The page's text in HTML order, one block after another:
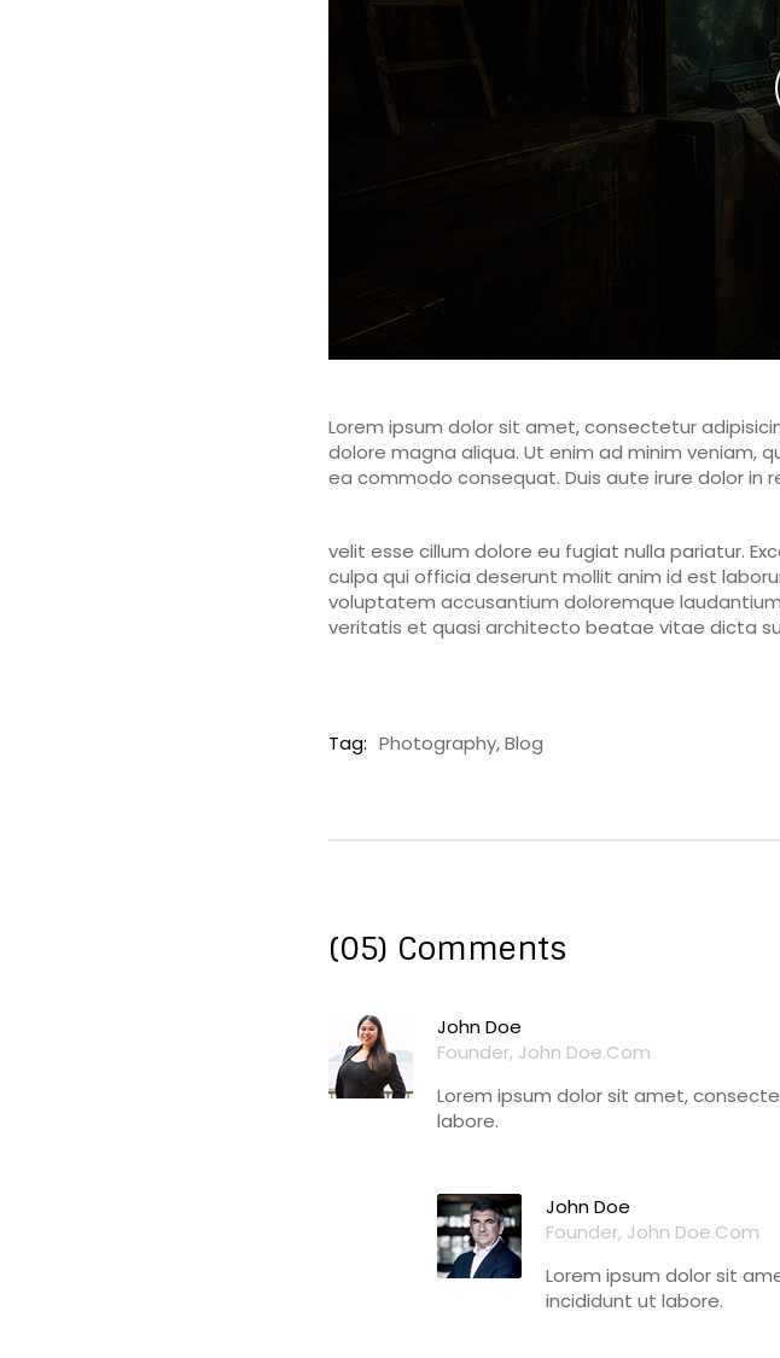
Lorem ipsum dolor sit amet, consectetur
dolore magna aliqua. Ut enim ad minim veniam,
ea commodo consequat. Duis aute irure dolor in
velit esse cillum dolore eu fugiat nulla pariatur.
culpa qui officia deserunt mollit anim id est
voluptatem accusantium doloremque
veritatis et quasi architecto beatae vitae dicta
Tag: Photography,Blog
(05) Comments
John Doe
Founder, John Doe.com
Lorem ipsum dolor sit amet,
labore.
John Doe
Founder, John Doe.com
Lorem ipsum dolor sit
incididunt ut labore.